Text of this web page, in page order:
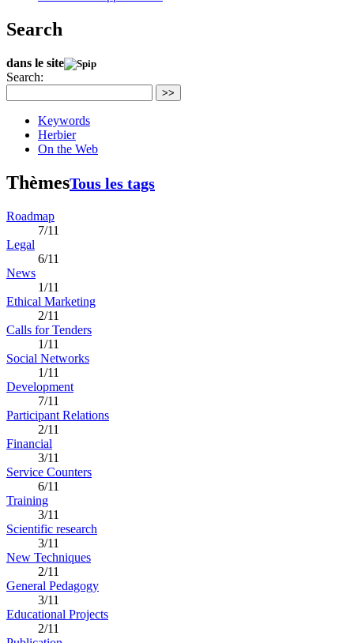
Search
dans le site
Search:
>>
Keywords
Herbier
On the Web
ThèmesTous les tags
Roadmap
7/11
Legal
6/11
News
1/11
Ethical Marketing
2/11
Calls for Tenders
1/11
Social Networks
1/11
Development
7/11
Participant Relations
2/11
Financial
3/11
Service Counters
6/11
Training
3/11
Scientific research
3/11
New Techniques
2/11
General Pedagogy
3/11
Educational Projects
2/11